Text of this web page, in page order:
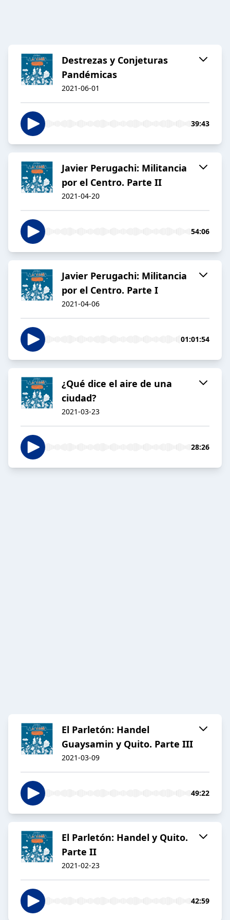
Destrezas y Conjeturas
Pandémicas
2021-06-01
39:43
Javier Perugachi: Militancia
por el Centro. Parte II
2021-04-20
54:06
Javier Perugachi: Militancia
por el Centro. Parte I
2021-04-06
01:01:54
¿Qué dice el aire de una
ciudad?
2021-03-23
28:26
El Parletón: Handel
Guaysamin y Quito. Parte III
2021-03-09
49:22
El Parletón: Handel y Quito.
Parte II
2021-02-23
42:59